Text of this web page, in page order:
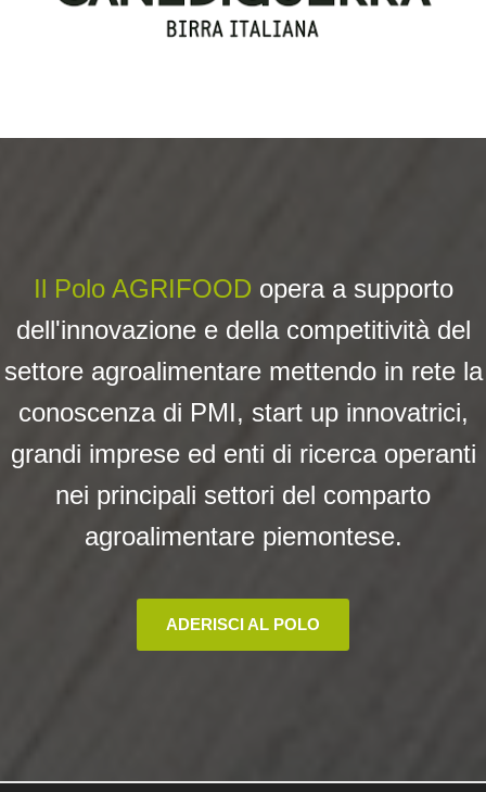
Il Polo AGRIFOOD opera a supporto
dell'innovazione e della competitività del
settore agroalimentare mettendo in rete la
conoscenza di PMI, start up innovatrici,
grandi imprese ed enti di ricerca operanti
nei principali settori del comparto
agroalimentare piemontese.
ADERISCI AL POLO